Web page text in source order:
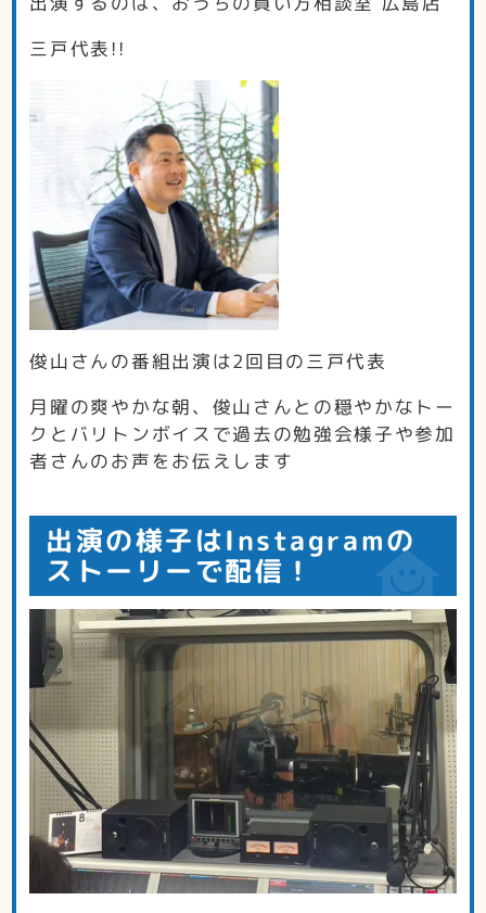
三戸代表!!
俊山さんの番組出演は2回目の三戸代表
月曜の爽やかな朝、俊山さんとの穏やかなトー
クとバリトンボイスで過去の勉強会様子や参加
者さんのお声をお伝えします
出演の様子はInstagramの
ストーリーで配信！